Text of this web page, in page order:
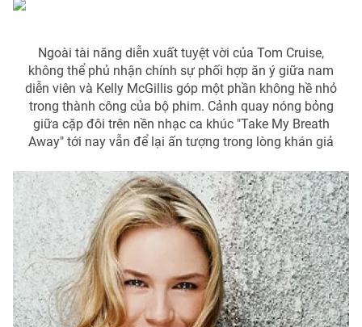
Emagazine
Photo Infographic
Video Shorts video
VTV Money VTV Thể thao
VTV Sức khoẻ Bất động sản
Thị trường 24h Tấm lòng Việt
VTV4 Vươn mình bằng AI
Ngoài tài năng diễn xuất tuyệt vời của Tom Cruise,
không thể phủ nhận chính sự phối hợp ăn ý giữa nam
diễn viên và Kelly McGillis góp một phần không hề nhỏ
trong thành công của bộ phim. Cảnh quay nóng bỏng
giữa cặp đôi trên nền nhạc ca khúc "Take My Breath
Away" tới nay vẫn để lại ấn tượng trong lòng khán giả